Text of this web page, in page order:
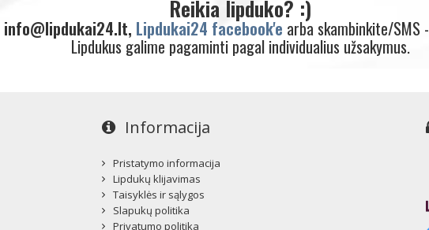
Reikia lipduko? :)
info@lipdukai24.lt, Lipdukai24 facebook'e arba skambinkite/SMS -
Lipdukus galime pagaminti pagal individualius užsakymus.
Informacija
Pristatymo informacija
Lipdukų klijavimas
Taisyklės ir sąlygos
Slapukų politika
Privatumo politika